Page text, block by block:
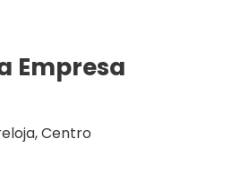
Empresa
Centro